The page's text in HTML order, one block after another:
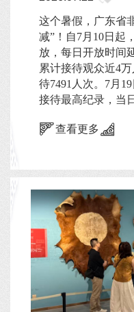
这个暑假，广东省
减”！自7月10日起
放，每日开放时间
累计接待观众近4
待7491人次。7月
接待最高纪录，当
查看更多